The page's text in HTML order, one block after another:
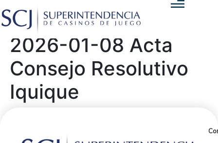
2026-01-08 Acta
Consejo Resolutivo
Iquique